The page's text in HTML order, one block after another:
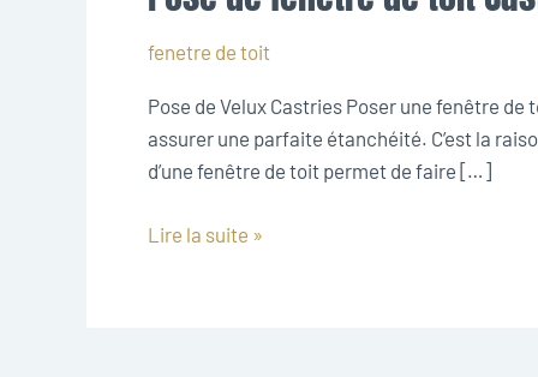
fenetre de toit
Pose de Velux Castries Poser une fenêtre
assurer une parfaite étanchéité. C’est la
d’une fenêtre de toit permet de faire […]
de
fenêtre
toit
Castries
Lire la suite »